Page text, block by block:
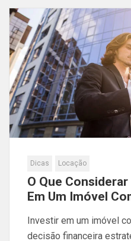
Dicas Locação
O Que
Em Um Imóvel
Investir em um imóvel
decisão financeira